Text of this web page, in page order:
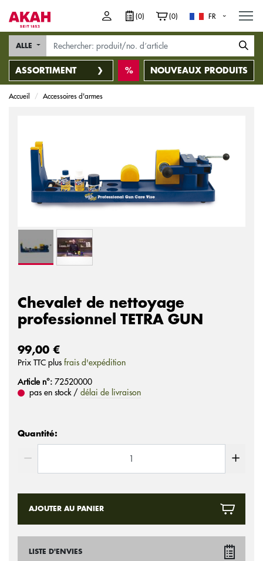
(0) (0) FR
ASSORTIMENT
ALLE
NOUVEAUX PRODUITS
Accueil Accessoires d'armes
Chevalet de nettoyage
professionnel TETRA GUN
99,00 €
Prix ​​TTC plus frais d'expédition
Article n°: 72520000
pas en stock / délai de livraison
Quantité:
AJOUTER AU PANIER
LISTE D'ENVIES